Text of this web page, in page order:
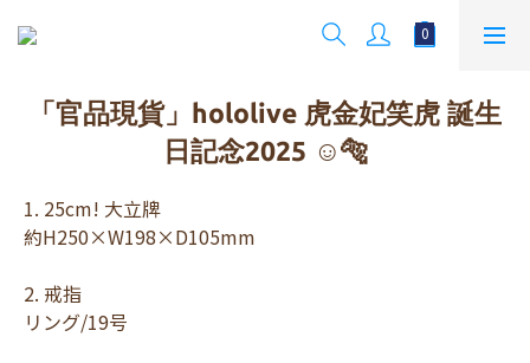
「官品現貨」hololive 虎金妃笑虎 誕生
日記念2025 ☺️🐅
1. 25cm! 大立牌
約H250×W198×D105mm
2. 戒指
リング/19号